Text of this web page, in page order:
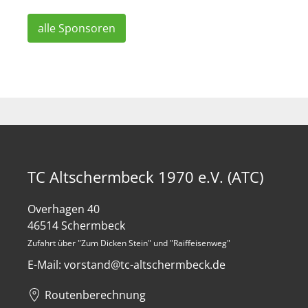
alle Sponsoren
TC Altschermbeck 1970 e.V. (ATC)
Overhagen 40
46514 Schermbeck
Zufahrt über "Zum Dicken Stein" und "Raiffeisenweg"
E-Mail: vorstand@tc-altschermbeck.de
Routenberechnung